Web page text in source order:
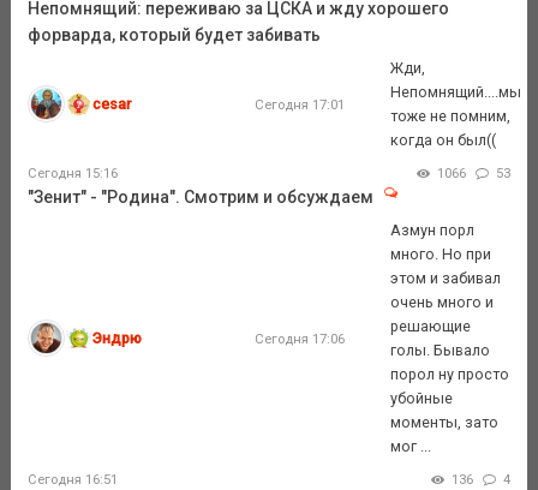
Непомнящий: переживаю за ЦСКА и жду хорошего
форварда, который будет забивать
cesar Сегодня 17:01
Жди,
Непомнящий....мы
тоже не помним,
когда он был((
Сегодня 15:16 1066 53
"Зенит" - "Родина". Смотрим и обсуждаем
Эндрю Сегодня 17:06
Азмун порл
много. Но при
этом и забивал
очень много и
решающие
голы. Бывало
порол ну просто
убойные
моменты, зато
мог ...
Сегодня 16:51 136 4